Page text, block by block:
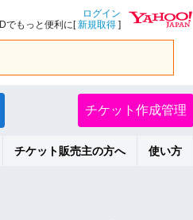
ログイン
IDでもっと便利に[新規取得 ]
チケット作成管理
チケット販売主の方へ 使い方